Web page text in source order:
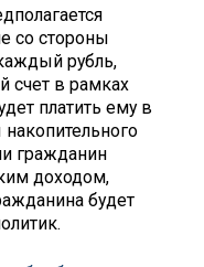
со стороны
рубль,
счет в рамках
платить ему в
гражданин
доходом,
будет